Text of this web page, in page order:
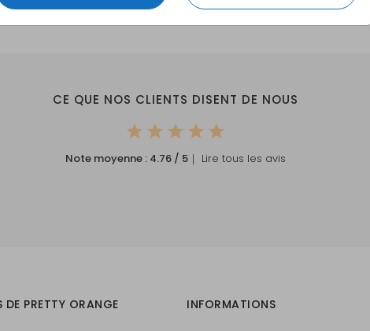
CE QUE NOS CLIENTS DISENT DE NOUS
Note moyenne : 4.76 / 5 ｜ Lire tous les avis
DE PRETTY ORANGE INFORMATIONS